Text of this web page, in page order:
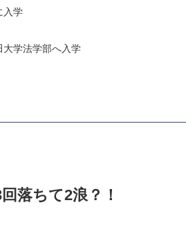
入学
学法学部へ入学
落ちて2浪？！